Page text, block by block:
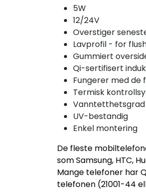
5W
12/24V
Overstiger
Lavprofil - for
Gummiert
Qi-sertifisert
Fungerer med de
Termisk
Vanntetthetsgrad
UV-bestandig
Enkel montering
De fleste
som Samsung, HTC,
Mange telefoner har
telefonen (21001-44